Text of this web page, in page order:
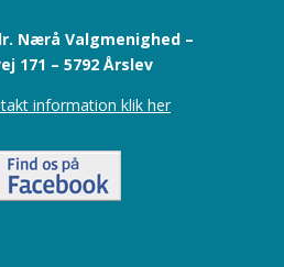
Nærå Valgmenighed –
171 –5792 Årslev
information klik her